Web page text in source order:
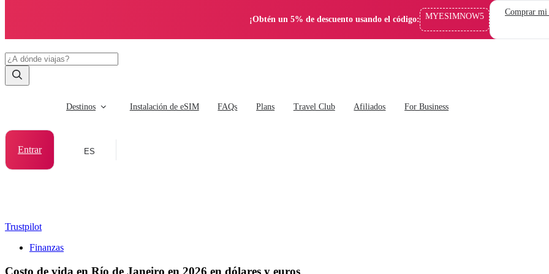
¡Obtén un 5% de descuento usando el código: MYESIMNOW5 Comprar
Destinos Instalación de eSIM FAQs Plans Travel Club Afiliados For Business
Entrar ES
Trustpilot
Finanzas
Costo de vida en Río de Janeiro en 2026 en dólares y euros